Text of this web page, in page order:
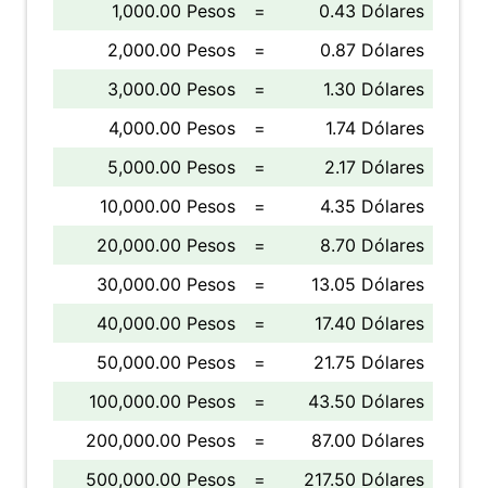
1,000.00 Pesos =
0.43 Dólares
2,000.00 Pesos
=
0.87 Dólares
3,000.00 Pesos
=
1.30 Dólares
4,000.00 Pesos
=
1.74 Dólares
5,000.00 Pesos
=
2.17 Dólares
10,000.00 Pesos
=
4.35 Dólares
20,000.00 Pesos
=
8.70 Dólares
30,000.00 Pesos
=
13.05 Dólares
40,000.00 Pesos
=
17.40 Dólares
50,000.00 Pesos
=
21.75 Dólares
100,000.00 Pesos
=
43.50 Dólares
200,000.00 Pesos
=
87.00 Dólares
500,000.00 Pesos
= 217.50 Dólares